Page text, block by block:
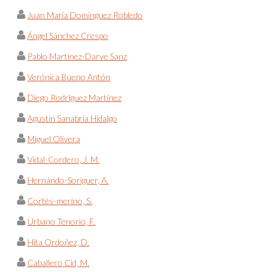
Juan María Domínguez Robledo
Ángel Sánchez Crespo
Pablo Martínez-Darve Sanz
Verónica Bueno Antón
Diego Rodríguez Martínez
Agustín Sanabria Hidalgo
Miguel Olivera
Vidal-Cordero, J. M.
Hernándo-Soriguer, A.
Cortés-merino, S.
Urbano Tenorio, F.
Hita Ordoñez, D.
Caballero Cid, M.